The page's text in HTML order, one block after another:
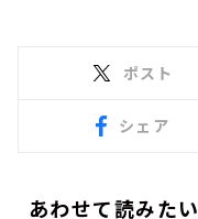
ポスト
シェア
あわせて読みたい